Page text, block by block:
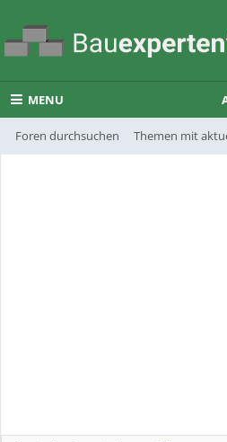
MENU
Foren durchsuchen Themen mit